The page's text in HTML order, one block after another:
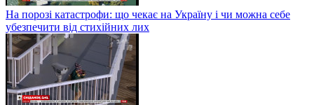
На порозі катастрофи: що чекає на Україну і чи можна себе
убезпечити від стихійних лих